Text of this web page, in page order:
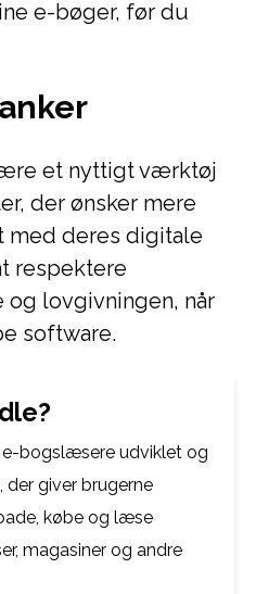
e-bøger, før du
et nyttigt værktøj
der ønsker mere
deres digitale
respektere
lovgivningen, når
software.
e-bogslæsere udviklet og
giver brugerne
købe og læse
magasiner og andre